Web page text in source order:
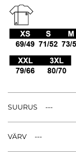
SUURUS
VÄRV